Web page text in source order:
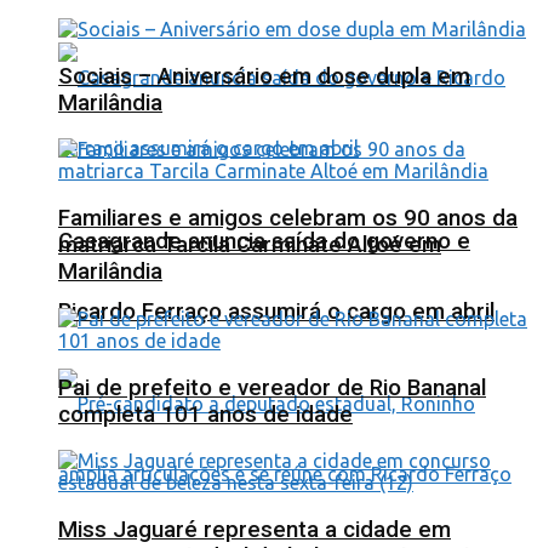
Casagrande anuncia saída do governo e
Ricardo Ferraço assumirá o cargo em abril
Sociais – Aniversário em dose dupla em
Marilândia
Familiares e amigos celebram os 90 anos da
matriarca Tarcila Carminate Altoé em
Marilândia
Pai de prefeito e vereador de Rio Bananal
completa 101 anos de idade
Miss Jaguaré representa a cidade em